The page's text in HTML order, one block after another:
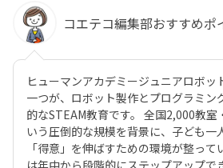
コエテコ編集部おすすめポ
ヒューマンアカデミージュニアロボッ
一つが、ロボット製作とプログラミン
的なSTEAM教育です。 全国2,000教
いう圧倒的な規模を背景に、子ども一
「得意」を伸ばすための環境が整っ
は年中から段階的にステップアップで